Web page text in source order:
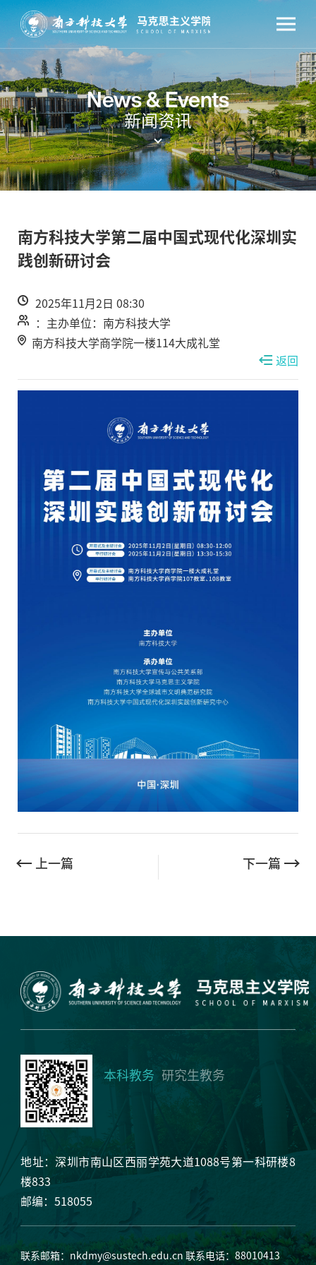
News & Events
新闻资讯
南方科技大学第二届中国式现代化深圳实
践创新研讨会
2025年11月2日 08:30
：主办单位：南方科技大学
南方科技大学商学院一楼114大成礼堂
返回
上一篇 下一篇
本科教务 研究生教务
地址：深圳市南山区西丽学苑大道1088号第一科研楼8
楼833
邮编：518055
联系邮箱： nkdmy@sustech.edu.cn 联系电话：88010413